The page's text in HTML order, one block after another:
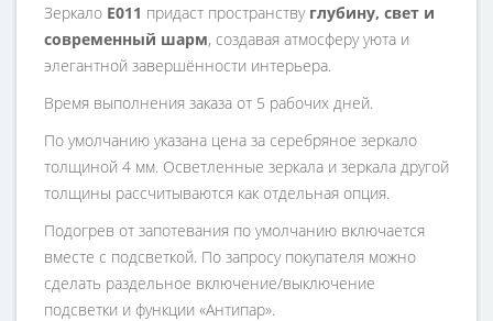
Зеркало E011 придаст пространству глубину, свет и
современный шарм, создавая атмосферу уюта и
элегантной завершённости интерьера.
Время выполнения заказа от 5 рабочих дней.
По умолчанию указана цена за серебряное зеркало
толщиной 4 мм. Осветленные зеркала и зеркала другой
толщины рассчитываются как отдельная опция.
Подогрев от запотевания по умолчанию включается
вместе с подсветкой. По запросу покупателя можно
сделать раздельное включение/выключение
подсветки и функции «Антипар».